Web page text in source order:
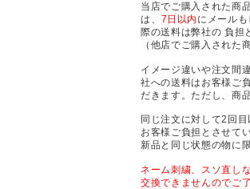
当店でご購入された商
は、 7日以内 にメール
際の送料は弊社の 負担
（他店でご購入された
イメージ違いや注文間
社への送料はお客様ご
だきます。ただし、商
同じ注文に対して2回
お客様ご負担とさせて
新品と同じ状態の物に
ネーム刺繍、スソ直し
交換できませんのでご